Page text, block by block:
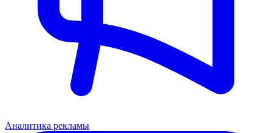
Аналитика рекламы